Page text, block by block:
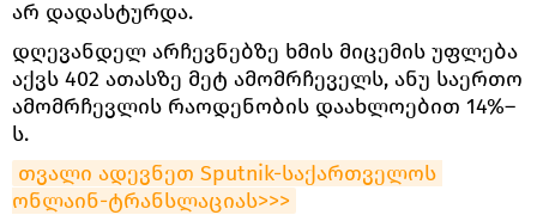
არ დადასტურდა.
დღევანდელ არჩევნებზე ხმის მიცემის უფლება
აქვს 402 ათასზე მეტ ამომრჩეველს, ანუ საერთო
ამომრჩევლის რაოდენობის დაახლოებით 14%–
ს.
თვალი ადევნეთ Sputnik-საქართველოს
ონლაინ-ტრანსლაციას>>>